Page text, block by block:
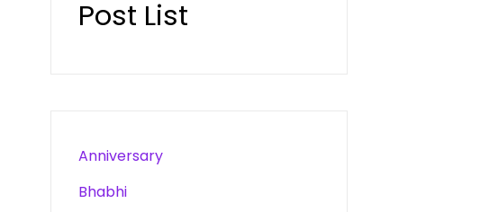
Post List
Anniversary
Bhabhi